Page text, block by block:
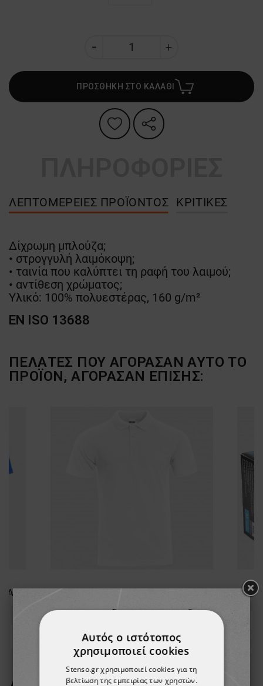
ΠΡΟΣΘΗΚΗ ΣΤΟ ΚΑΛΑΘΙ
ΛΕΠΤΟΜΈΡΕΙΕΣ ΠΡΟΪΌΝΤΟΣ ΚΡΙΤΙΚΈΣ
Δίχρωμη μπλούζα;
• στρογγυλή λαιμόκοψη;
• ταινία που καλύπτει τη ραφή του λαιμού;
• αντίθεση χρώματος;
Υλικό: 100% πολυεστέρας, 160 g/m²
EN ISO 13688
ΠΕΛΆΤΕΣ ΠΟΥ ΑΓΌΡΑΣΑΝ ΑΥΤΌ ΤΟ
ΠΡΟΪΌΝ, ΑΓΌΡΑΣΑΝ ΕΠΊΣΗΣ:
Κοντομάνικη μπλούζα FIT ROYAL BLUE Μπλουζάκι πόλο STENSO NAOS WHITE
7,59 €
Αυτός ο ιστότοπος
χρησιμοποιεί cookies
Stenso.gr χρησιμοποιεί cookies για τη
βελτίωση της εμπειρίας των χρηστών.